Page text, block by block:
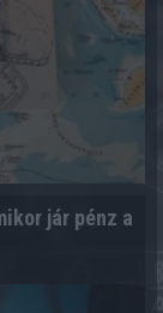
jár pénz a